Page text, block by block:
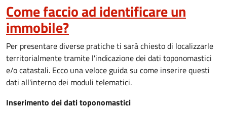
Come faccio ad identificare un
immobile?
Per presentare diverse pratiche ti sarà chiesto di localizzarle
territorialmente tramite l'indicazione dei dati toponomastici
e/o catastali. Ecco una veloce guida su come inserire questi
dati all'interno dei moduli telematici.
Inserimento dei dati toponomastici